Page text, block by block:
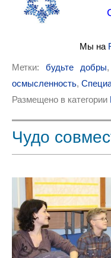
Мы на
Метки: будьте добры,
осмысленность,
Размещено в категории
Чудо